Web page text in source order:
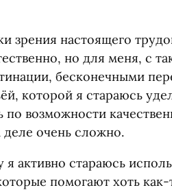
зрения настоящего
но для меня, с
бесконечными
которой я стараюсь
по возможности
деле очень сложно.
активно стараюсь
помогают хоть как-